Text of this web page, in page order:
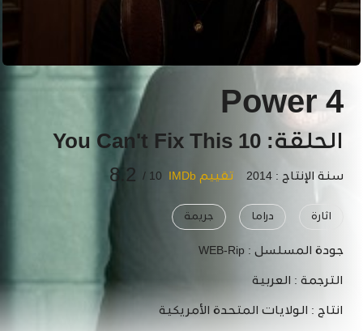
Power 4
الحلقة: 10 You Can't Fix This
سنة الإنتاج : 2014 تقييم IMDb 10 /
8.2
اثارة دراما جريمة
جودة المسلسل : WEB-Rip
الترجمة : العربية
انتاج : الولايات المتحدة الأمريكية